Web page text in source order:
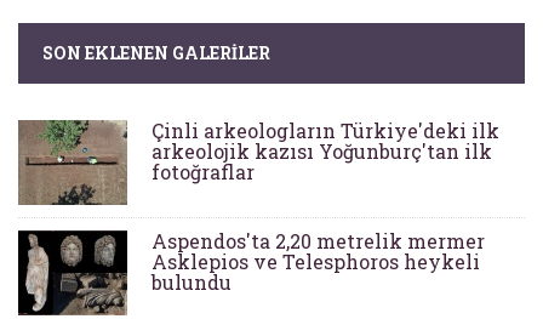
SON EKLENEN GALERILER
Çinli arkeologların Türkiye'deki ilk
arkeolojik kazısı Yoğunburç'tan ilk
fotoğraflar
Aspendos'ta 2,20 metrelik mermer
Asklepios ve Telesphoros heykeli
bulundu